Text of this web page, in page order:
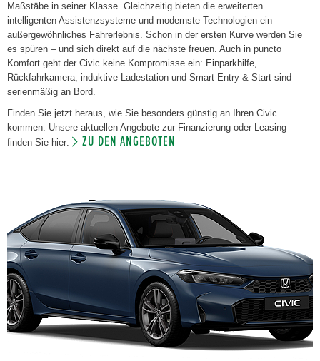
Maßstäbe in seiner Klasse. Gleichzeitig bieten die erweiterten
intelligenten Assistenzsysteme und modernste Technologien ein
außergewöhnliches Fahrerlebnis. Schon in der ersten Kurve werden Sie
es spüren – und sich direkt auf die nächste freuen. Auch in puncto
Komfort geht der Civic keine Kompromisse ein: Einparkhilfe,
Rückfahrkamera, induktive Ladestation und Smart Entry & Start sind
serienmäßig an Bord.
Finden Sie jetzt heraus, wie Sie besonders günstig an Ihren Civic
kommen. Unsere aktuellen Angebote zur Finanzierung oder Leasing
finden Sie hier:
ZU DEN ANGEBOTEN